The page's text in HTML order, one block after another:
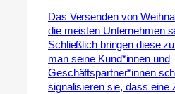
Das Versenden von
die meisten Unternehmen
Schließlich bringen diese
man seine Kund*innen und
Geschäftspartner*innen
signalisieren sie, dass eine